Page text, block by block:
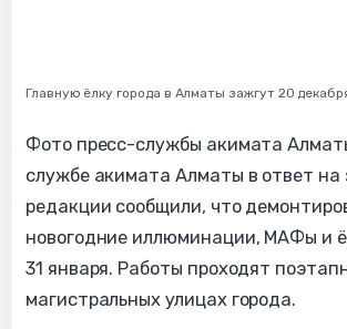
Главную ёлку города в Алматы зажгут 20
Фото пресс-службы акимата
службе акимата Алматы в ответ на
редакции сообщили, что
новогодние иллюминации, МАФы и
31 января. Работы проходят
магистральных улицах города.